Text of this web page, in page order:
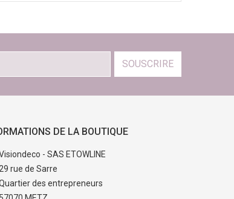
SOUSCRIRE
DE LA BOUTIQUE
- SAS ETOWLINE
29 rue de Sarre
des entrepreneurs